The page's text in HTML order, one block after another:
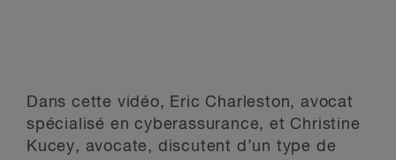
Dans cette vidéo, Eric Charleston, avocat
spécialisé en cyberassurance, et Christine
Kucey, avocate, discutent d’un type de